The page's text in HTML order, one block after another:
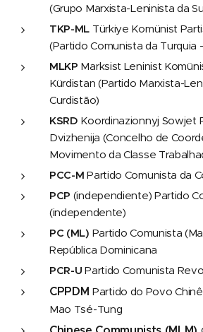
(Grupo Marxista-Leninista da
TKP-ML Türkiye Komünist
(Partido Comunista da Turquia
MLKP Marksist Leninist
Kürdistan (Partido Marxista-
Curdistão)
KSRD Koordinazionnyj Sowjet
Dvizhenija (Concelho de
Movimento da Classe
PCC-MPartido Comunista da
PCP (independiente) Partido
(independente)
PC (ML) Partido Comunista
República Dominicana
PCR-UPartido Comunista
CPPDMPartido do Povo
Mao Tsé-Tung